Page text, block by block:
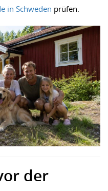
in Schweden prüfen.
der